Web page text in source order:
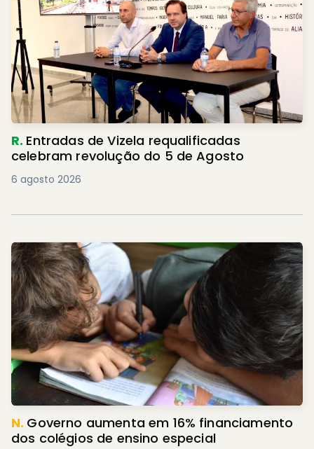
R. Entradas de Vizela requalificadas
celebram revolução do 5 de Agosto
6 agosto 2026
N. Governo aumenta em 16% financiamento
dos colégios de ensino especial